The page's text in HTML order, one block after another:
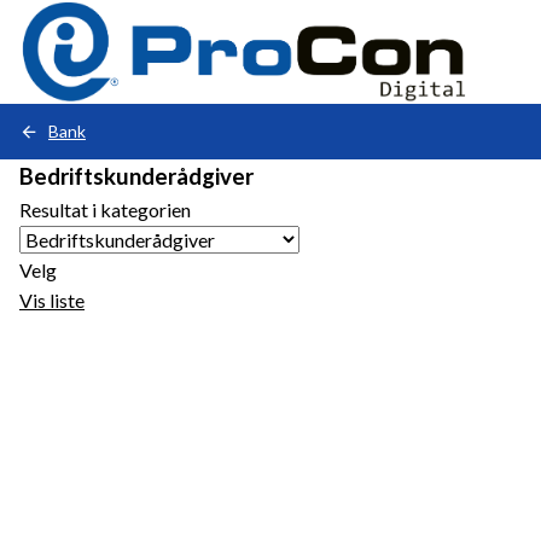
Hovedportal
Du
er
her:
Bank
Bedriftskunderådgiver
Resultat i kategorien
Velg
Vis liste